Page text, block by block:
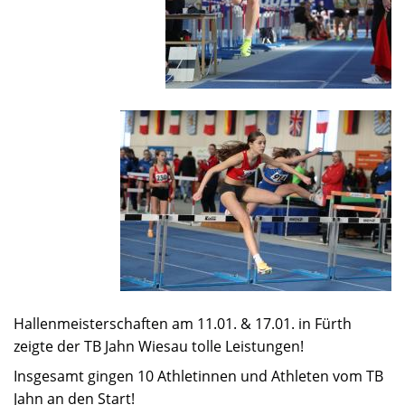
Hallenmeisterschaften am 11.01. & 17.01. in Fürth
zeigte der TB Jahn Wiesau tolle Leistungen!
Insgesamt gingen 10 Athletinnen und Athleten vom TB
Jahn an den Start!